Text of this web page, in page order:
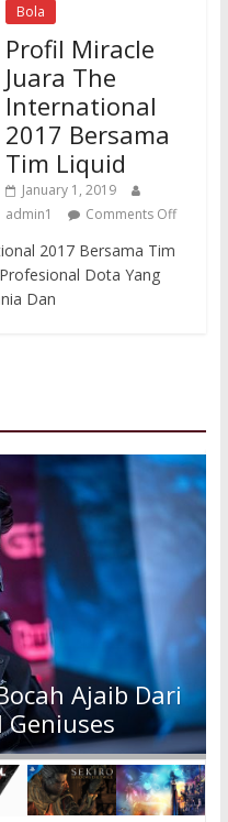
Bola
Profil Miracle
Juara The
International
2017 Bersama
Tim Liquid
January 1, 2019
admin1
Comments Off
2017 Bersama Tim
Dota Yang
Dan
Ajaib Dari